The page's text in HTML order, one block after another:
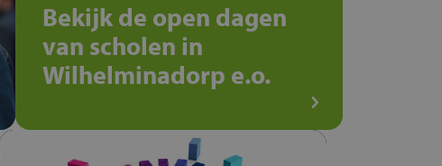
Bekijk de open dagen
van scholen in
Wilhelminadorp e.o.